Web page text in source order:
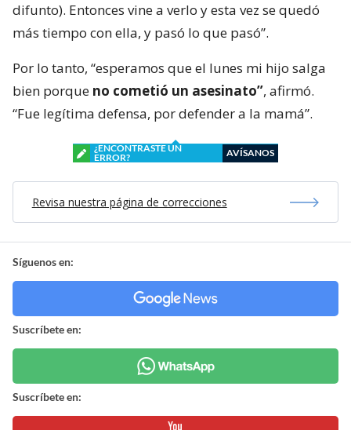
difunto). Entonces vine a verlo y esta vez se quedó
más tiempo con ella, y pasó lo que pasó”.
Por lo tanto, “esperamos que el lunes mi hijo salga
bien porque no cometió un asesinato”, afirmó.
“Fue legítima defensa, por defender a la mamá”.
¿ENCONTRASTE UN
ERROR?
AVÍSANOS
Revisa nuestra página de correcciones
Síguenos en:
Suscríbete en:
Suscríbete en: